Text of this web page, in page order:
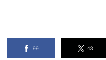
99 43